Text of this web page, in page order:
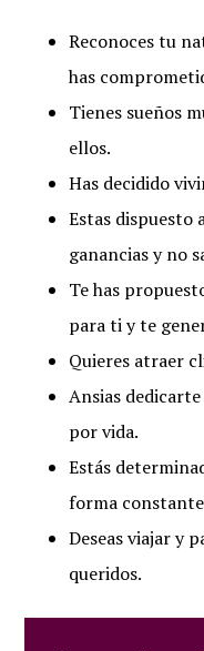
Reconoces tu
has
Tienes sueños
ellos.
Has decidido
Estas dispuesto
ganancias y no
Te has
para ti y te
Quieres atraer
Ansias
por vida.
Estás
forma
Deseas viajar y
queridos.